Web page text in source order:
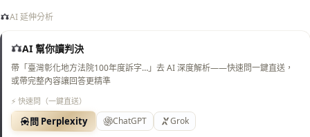
AI 延伸分析
AI 幫你讀判決
帶「臺灣彰化地方法院100年度訴字…」去 AI 深度解析——快速問一鍵直送，
或帶完整內容讓回答更精準
⚡ 快速問（一鍵直送）
問 Perplexity ChatGPT Grok